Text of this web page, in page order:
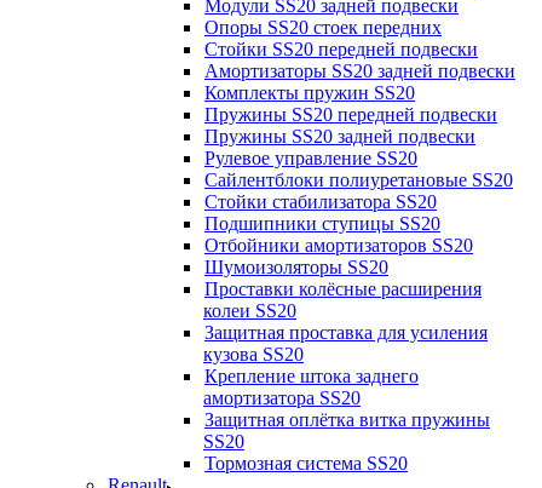
Модули SS20 задней подвески
Опоры SS20 стоек передних
Стойки SS20 передней подвески
Амортизаторы SS20 задней подвески
Комплекты пружин SS20
Пружины SS20 передней подвески
Пружины SS20 задней подвески
Рулевое управление SS20
Сайлентблоки полиуретановые SS20
Стойки стабилизатора SS20
Подшипники ступицы SS20
Отбойники амортизаторов SS20
Шумоизоляторы SS20
Проставки колёсные расширения
колеи SS20
Защитная проставка для усиления
кузова SS20
Крепление штока заднего
амортизатора SS20
Защитная оплётка витка пружины
SS20
Тормозная система SS20